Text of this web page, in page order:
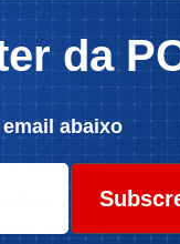
tendo em
o Intel Core
para
Ryzen 5,
da
abaixo